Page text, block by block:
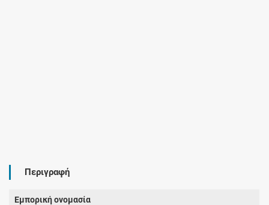
Περιγραφή
Εμπορική ονομασία